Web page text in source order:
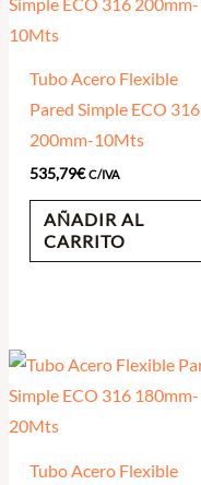
Tubo Acero Flexible
Pared Simple ECO 316
200mm-10Mts
535,79€ C/IVA
AÑADIR AL
CARRITO
Tubo Acero Flexible